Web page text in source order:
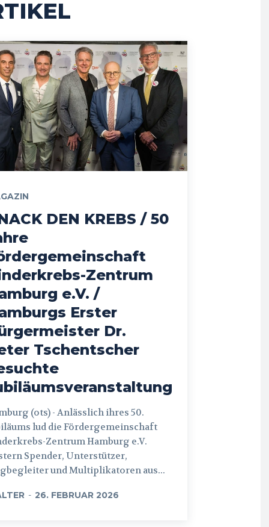
DEN KREBS / 50
Zentrum
e.V. /
Erster
Dr.
Tschentscher
(ots) - Anlässlich ihres 50.
lud die Fördergemeinschaft
Zentrum Hamburg e.V.
Spender, Unterstützer,
und Multiplikatoren aus...
- 26. FEBRUAR 2026